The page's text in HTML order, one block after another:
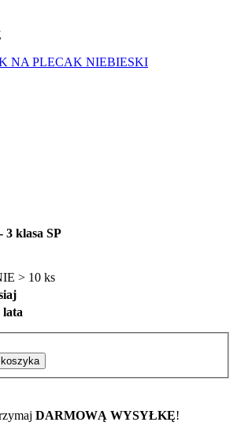
3 klasa SP
> 10 ks
lata
koszyka
DARMOWĄ WYSYŁKĘ!